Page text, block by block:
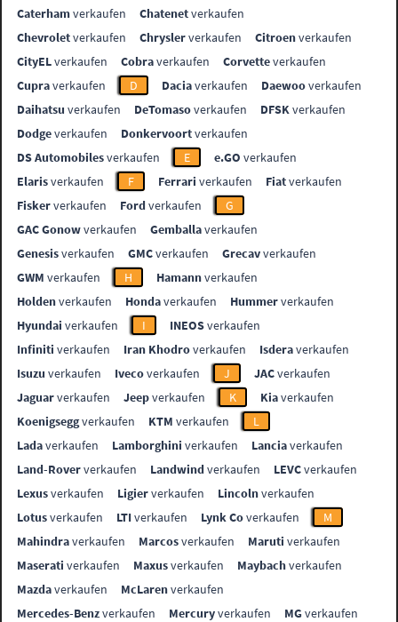
Caterhamverkaufen Chatenetverkaufen
Chevroletverkaufen Chryslerverkaufen Citroenverkaufen
CityELverkaufen Cobraverkaufen Corvetteverkaufen
Cupraverkaufen D Daciaverkaufen Daewooverkaufen
Daihatsu verkaufen DeTomasoverkaufen DFSKverkaufen
Dodgeverkaufen Donkervoortverkaufen
DS Automobilesverkaufen E e.GO verkaufen
Elarisverkaufen F Ferrari verkaufen Fiatverkaufen
Fiskerverkaufen Fordverkaufen
G
GAC Gonowverkaufen Gemballaverkaufen
Genesisverkaufen GMCverkaufen Grecavverkaufen
GWM verkaufen H Hamannverkaufen
Holdenverkaufen Hondaverkaufen Hummerverkaufen
Hyundai verkaufen I INEOSverkaufen
Infiniti verkaufen Iran Khodroverkaufen Isderaverkaufen
Isuzu verkaufen Ivecoverkaufen J JACverkaufen
Jaguarverkaufen Jeepverkaufen K Kiaverkaufen
Koenigseggverkaufen KTM verkaufen
L
Ladaverkaufen Lamborghini verkaufen Lanciaverkaufen
Land-Roververkaufen Landwindverkaufen LEVCverkaufen
Lexusverkaufen Ligierverkaufen Lincolnverkaufen
Lotusverkaufen LTIverkaufen Lynk Coverkaufen
M
Mahindraverkaufen Marcosverkaufen Maruti verkaufen
Maserati verkaufen Maxusverkaufen Maybachverkaufen
Mazdaverkaufen McLarenverkaufen
Mercedes-Benzverkaufen Mercuryverkaufen MGverkaufen